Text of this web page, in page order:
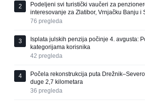
2
Podeljeni svi turistički vaučeri za
interesovanje za Zlatibor, Vrnjačku Banju i
76 pregleda
3
Isplata julskih penzija počinje 4. avgusta:
kategorijama korisnika
42 pregleda
4
Počela rekonstrukcija puta
duge 2,7 kilometara
36 pregleda